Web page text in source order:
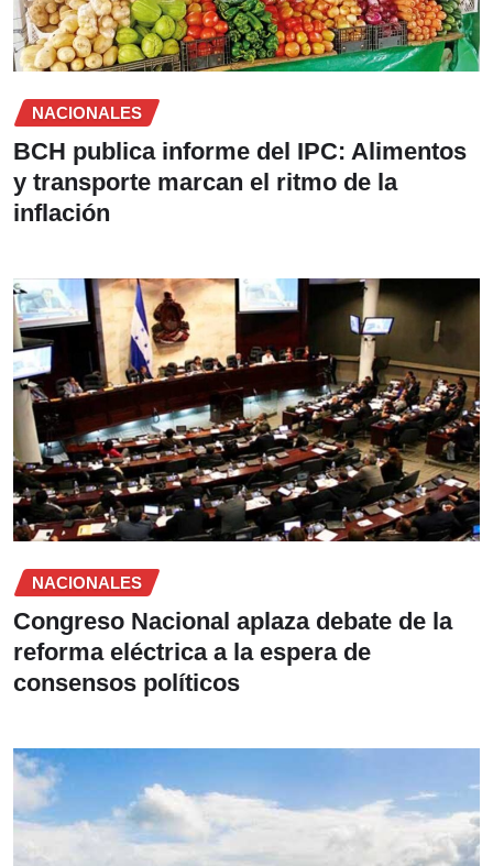
NACIONALES
BCH publica informe del IPC: Alimentos
y transporte marcan el ritmo de la
inflación
NACIONALES
Congreso Nacional aplaza debate de la
reforma eléctrica a la espera de
consensos políticos